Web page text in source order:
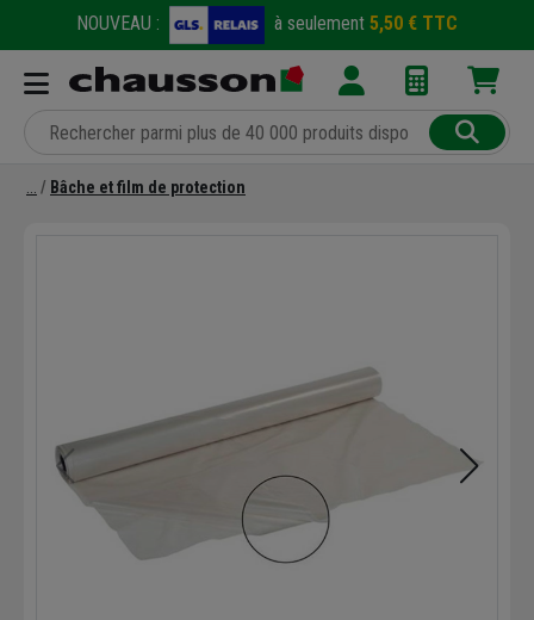
NOUVEAU : à seulement 5,50 € TTC
Bâche et film de protection